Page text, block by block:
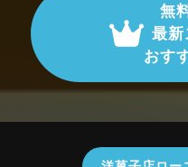
無
最新
おす